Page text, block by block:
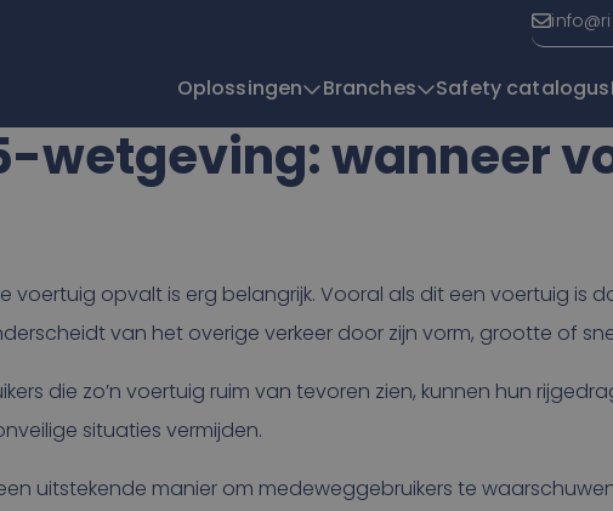
Oplossingen Branches Safety catalogus
wetgeving: wanneer
voertuig opvalt is erg belangrijk. Vooral als dit een voertuig is
van het overige verkeer door zijn vorm, grootte of
die zo’n voertuig ruim van tevoren zien, kunnen hun
situaties vermijden.
uitstekende manier om medeweggebruikers te